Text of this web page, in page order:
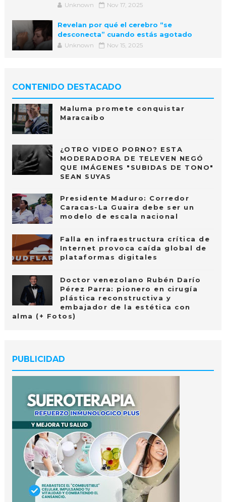
Unknown Nov 17, 2025
Revelan por qué el cerebro “se
desconecta” cuando estás agotado
Unknown Nov 15, 2025
CONTENIDO DESTACADO
Maluma promete conquistar
Maracaibo
¿OTRO VIDEO PORNO? ESTA
MODERADORA DE TELEVEN NEGÓ
QUE IMÁGENES "SUBIDAS DE TONO"
SEAN SUYAS
Presidente Maduro: Corredor
Caracas-La Guaira debe ser un
modelo de escala nacional
Falla en infraestructura crítica de
Internet provoca caída global de
plataformas digitales
Doctor venezolano Rubén Darío
Pérez Parra: pionero en cirugía
plástica reconstructiva y
embajador de la estética con
alma (+ Fotos)
PUBLICIDAD